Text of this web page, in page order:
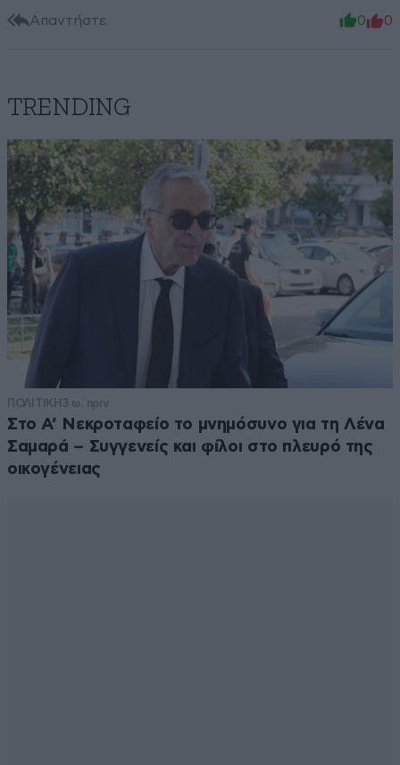
Απαντήστε 0 0
TRENDING
ΠΟΛΙΤΙΚΗ 3 ω. πριν
Στο Α’ Νεκροταφείο το μνημόσυνο για τη Λένα
Σαμαρά – Συγγενείς και φίλοι στο πλευρό της
οικογένειας